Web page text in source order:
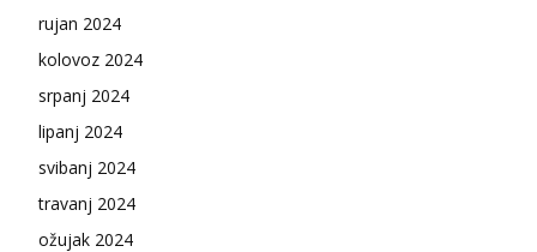
rujan 2024
kolovoz 2024
srpanj 2024
lipanj 2024
svibanj 2024
travanj 2024
ožujak 2024